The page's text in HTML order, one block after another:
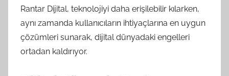
Rantar Dijital, teknolojiyi daha erişilebilir kılarken,
aynı zamanda kullanıcıların ihtiyaçlarına en uygun
çözümleri sunarak, dijital dünyadaki engelleri
ortadan kaldırıyor.